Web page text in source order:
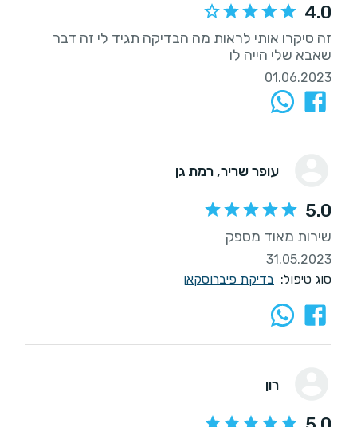
4.0
זה סיקרו אותי לראות מה הבדיקה תגיד לי זה דבר
שאבא שלי הייה לו
01.06.2023
עופר שריר, רמת גן
5.0
שירות מאוד מספק
31.05.2023
סוג טיפול: בדיקת פיברוסקאן
רון